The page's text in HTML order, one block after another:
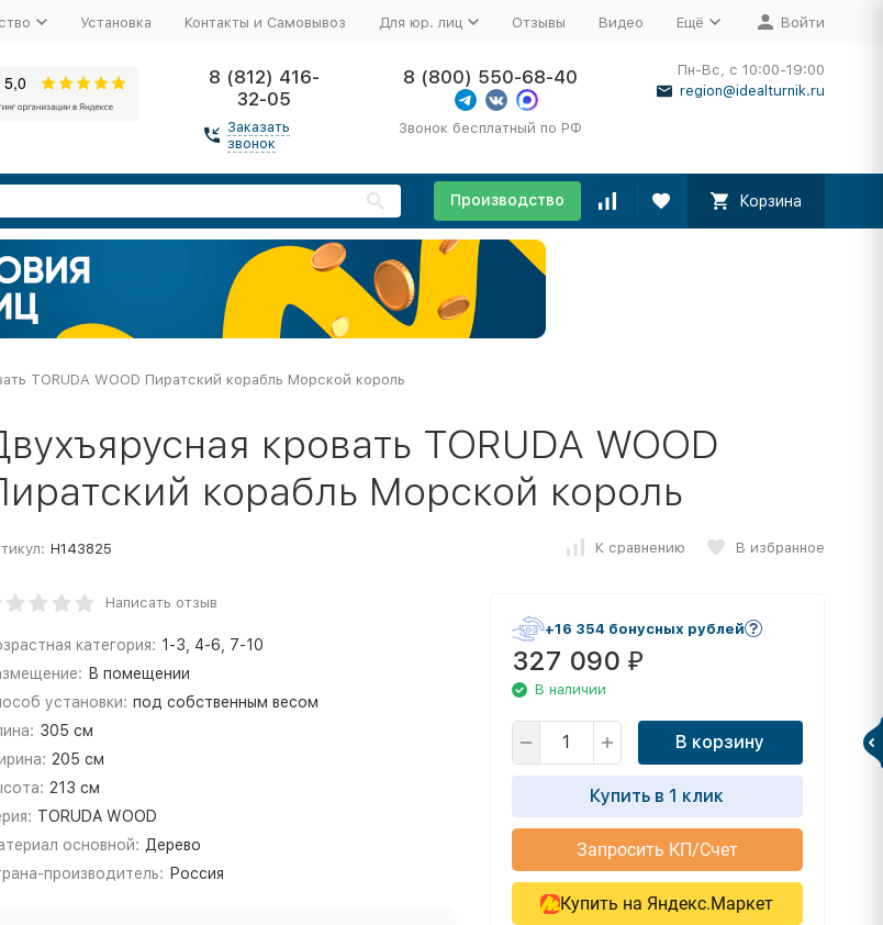
Установка Контакты и Самовывоз Для юр. лиц Отзывы Видео Ещё Войти
8 (812) 416-
32-05
Заказать
звонок
8 (800) 550-68-40
Звонок бесплатный по РФ
Пн-Вс, с 10:00-19:00
region@idealturnik.ru
Производство Корзина
TORUDA WOOD Пиратский корабль Морской король
кровать TORUDA WOOD
корабль Морской король
Н143825 К сравнению В избранное
Написать отзыв
категория: 1-3, 4-6, 7-10
В помещении
установки: под собственным весом
305 см
205 см
213 см
TORUDA WOOD
основной: Дерево
производитель: Россия
+16 354 бонусных рублей
327 090 ₽
В наличии
В корзину
Купить в 1 клик
Запросить КП/Счет
Купить на Яндекс.Маркет